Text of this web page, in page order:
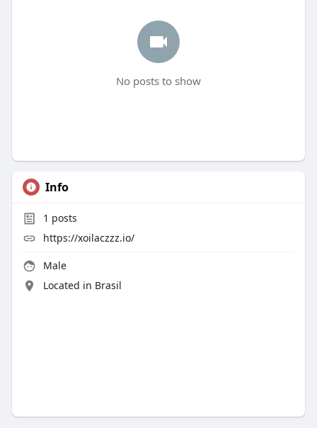
No posts to show
Info
1 posts
https://xoilaczzz.io/
Male
Located in Brasil